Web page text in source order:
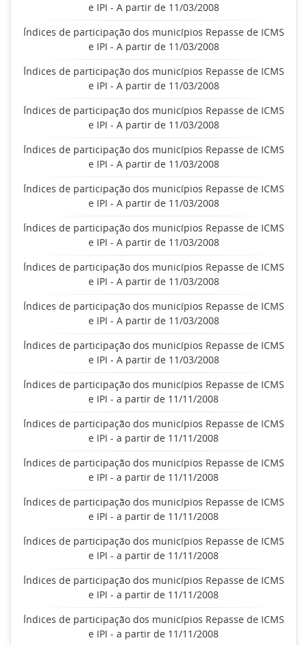
e IPI - A partir de 11/03/2008
Índices de participação dos municípios Repasse de ICMS
e IPI - A partir de 11/03/2008
Índices de participação dos municípios Repasse de ICMS
e IPI - A partir de 11/03/2008
Índices de participação dos municípios Repasse de ICMS
e IPI - A partir de 11/03/2008
Índices de participação dos municípios Repasse de ICMS
e IPI - A partir de 11/03/2008
Índices de participação dos municípios Repasse de ICMS
e IPI - A partir de 11/03/2008
Índices de participação dos municípios Repasse de ICMS
e IPI - A partir de 11/03/2008
Índices de participação dos municípios Repasse de ICMS
e IPI - A partir de 11/03/2008
Índices de participação dos municípios Repasse de ICMS
e IPI - A partir de 11/03/2008
Índices de participação dos municípios Repasse de ICMS
e IPI - A partir de 11/03/2008
Índices de participação dos municípios Repasse de ICMS
e IPI - a partir de 11/11/2008
Índices de participação dos municípios Repasse de ICMS
e IPI - a partir de 11/11/2008
Índices de participação dos municípios Repasse de ICMS
e IPI - a partir de 11/11/2008
Índices de participação dos municípios Repasse de ICMS
e IPI - a partir de 11/11/2008
Índices de participação dos municípios Repasse de ICMS
e IPI - a partir de 11/11/2008
Índices de participação dos municípios Repasse de ICMS
e IPI - a partir de 11/11/2008
Índices de participação dos municípios Repasse de ICMS
e IPI - a partir de 11/11/2008